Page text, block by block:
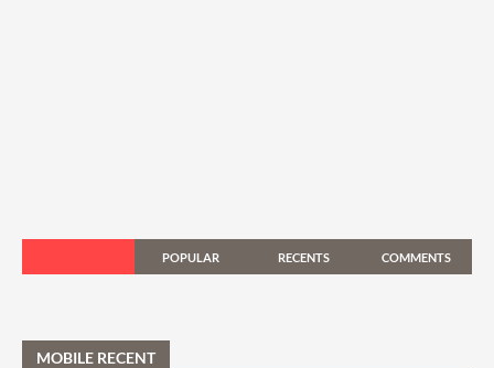
POPULAR RECENTS COMMENTS
MOBILE RECENT